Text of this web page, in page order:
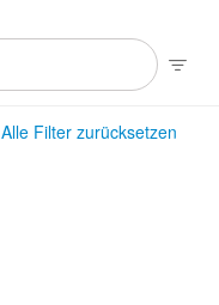
Alle Filter zurücksetzen